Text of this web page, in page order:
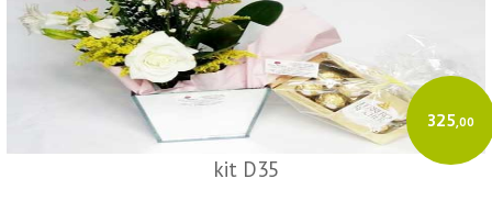
325,00
kit D35